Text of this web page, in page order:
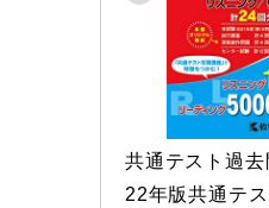
共通テスト過
22年版共通テ